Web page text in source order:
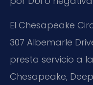
El Chesapeake
307 Albemarle
presta servicio a
Chesapeake,